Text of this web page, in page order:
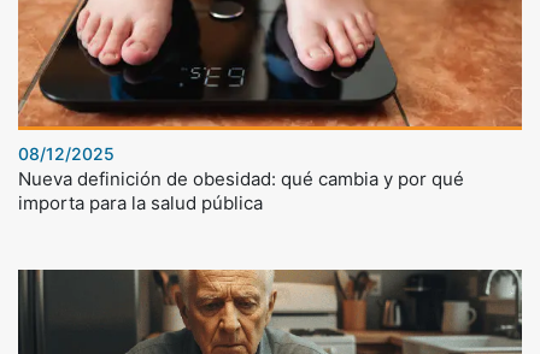
08/12/2025
Nueva definición de obesidad: qué cambia y por qué
importa para la salud pública